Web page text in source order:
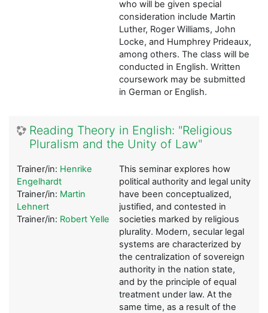
who will be given special
consideration include Martin
Luther, Roger Williams, John
Locke, and Humphrey Prideaux,
among others. The class will be
conducted in English. Written
coursework may be submitted
in German or English.
Reading Theory in English: "Religious
Pluralism and the Unity of Law"
This seminar explores how
political authority and legal unity
have been conceptualized,
justified, and contested in
societies marked by religious
plurality. Modern, secular legal
systems are characterized by
the centralization of sovereign
authority in the nation state,
and by the principle of equal
treatment under law. At the
same time, as a result of the
Trainer/in: Henrike
Engelhardt
Trainer/in: Martin
Lehnert
Trainer/in: Robert Yelle